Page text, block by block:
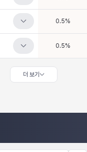
0.5%
0.5%
더 보기